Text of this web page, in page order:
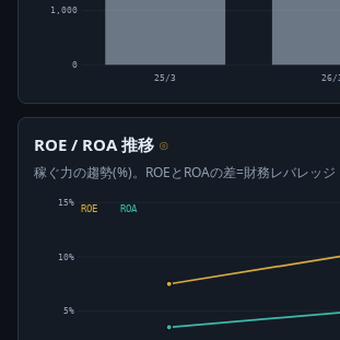
0
1,000
25/3 26/
ROE / ROA 推移 ⊙
稼ぐ力の趨勢(%)。ROEとROAの差=財務レバレッジ
5%
10%
15%
ROE ROA